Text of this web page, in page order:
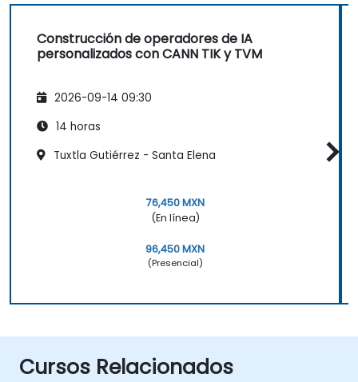
Construcción de operadores de IA
personalizados con CANN TIK y TVM
2026-09-14 09:30
14 horas
Tuxtla Gutiérrez - Santa Elena
76,450 MXN
(En línea)
96,450 MXN
(Presencial)
Cursos Relacionados